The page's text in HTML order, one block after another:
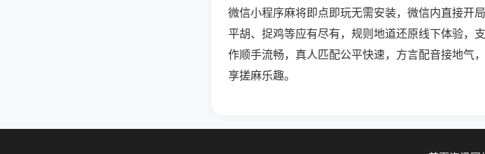
微信小程序麻将即点即玩无需安装，微信内直接开
平胡、捉鸡等应有尽有，规则地道还原线下体验，
作顺手流畅，真人匹配公平快速，方言配音接地气
享搓麻乐趣。